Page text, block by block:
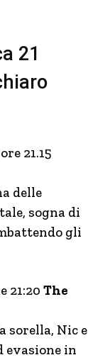
21
21.15
delle
sogna di
gli
21:20 The
sorella, Nic e
evasione in